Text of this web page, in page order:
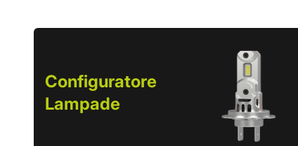
Configuratore
Lampade